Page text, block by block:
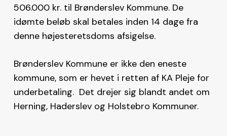
506.000 kr. til Brønderslev Kommune. De
idømte beløb skal betales inden 14 dage fra
denne højesteretsdoms afsigelse.
Brønderslev Kommune er ikke den eneste
kommune, som er hevet i retten af KA Pleje for
underbetaling. Det drejer sig blandt andet om
Herning, Haderslev og Holstebro Kommuner.